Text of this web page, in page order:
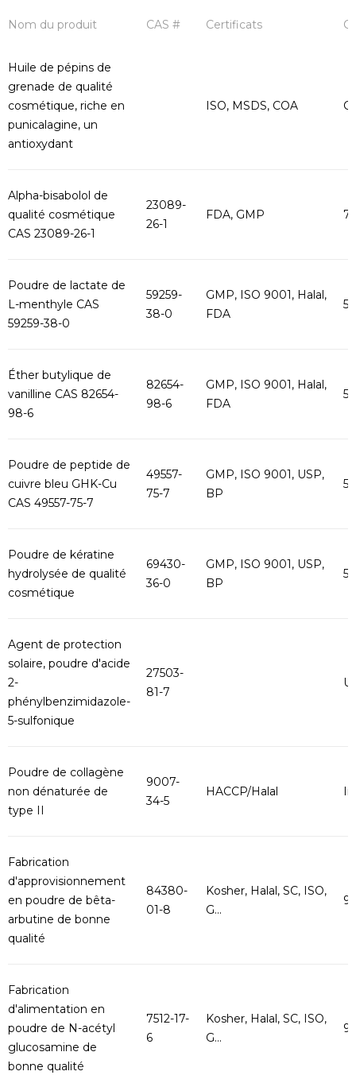
Nom du produit CAS # Certificats
Huile de pépins de
grenade de qualité
cosmétique, riche en
punicalagine, un
antioxydant
ISO, MSDS, COA
Alpha-bisabolol de
qualité cosmétique
CAS 23089-26-1
23089-
26-1
FDA, GMP
Poudre de lactate de
L-menthyle CAS
59259-38-0
59259-
38-0
GMP, ISO 9001, Halal,
FDA
Éther butylique de
vanilline CAS 82654-
98-6
82654-
98-6
GMP, ISO 9001, Halal,
FDA
Poudre de peptide de
cuivre bleu GHK-Cu
CAS 49557-75-7
49557-
75-7
GMP, ISO 9001, USP,
BP
Poudre de kératine
hydrolysée de qualité
cosmétique
69430-
36-0
GMP, ISO 9001, USP,
BP
Agent de protection
solaire, poudre d'acide
2-
phénylbenzimidazole-
5-sulfonique
27503-
81-7
Poudre de collagène
non dénaturée de
type II
9007-
34-5
HACCP/Halal
Fabrication
d'approvisionnement
en poudre de bêta-
arbutine de bonne
qualité
84380-
01-8
Kosher, Halal, SC, ISO,
G...
Fabrication
d'alimentation en
poudre de N-acétyl
glucosamine de
bonne qualité
7512-17-
6
Kosher, Halal, SC, ISO,
G...